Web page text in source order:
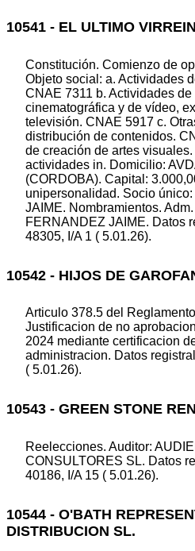
10541 - EL ULTIMO
Constitución. Comienzo de
Objeto social: a. Actividades
CNAE 7311 b. Actividades
cinematográfica y de vídeo,
televisión. CNAE 5917 c.
distribución de contenidos.
de creación de artes
actividades in. Domicilio:
(CORDOBA). Capital:
unipersonalidad. Socio
JAIME. Nombramientos.
FERNANDEZ JAIME. Datos
48305, I/A 1 ( 5.01.26).
10542 - HIJOS DE
Articulo 378.5 del
Justificacion de no
2024 mediante certificacion
administracion. Datos
( 5.01.26).
10543 - GREEN STONE
Reelecciones. Auditor:
CONSULTORES SL. Datos
40186, I/A 15 ( 5.01.26).
10544 - O'BATH
DISTRIBUCION SL.